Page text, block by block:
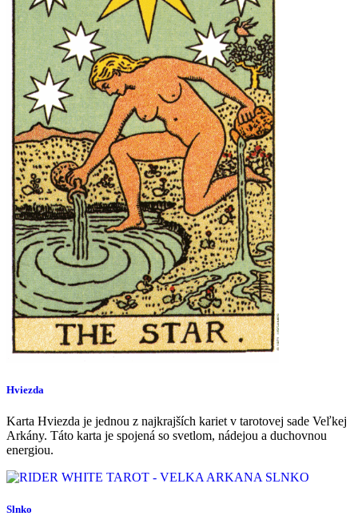
Hviezda
Karta Hviezda je jednou z najkrajších kariet v tarotovej sade Veľkej
Arkány. Táto karta je spojená so svetlom, nádejou a duchovnou
energiou.
Slnko